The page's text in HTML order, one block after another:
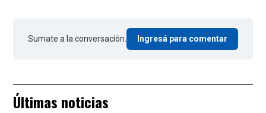
Sumate a la conversación. Ingresá para comentar
Últimas noticias